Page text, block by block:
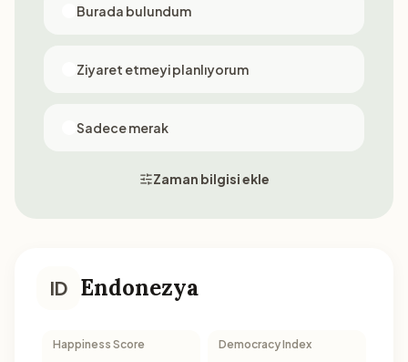
Burada bulundum
Ziyaret etmeyi planlıyorum
Sadece merak
Zaman bilgisi ekle
ID Endonezya
Happiness Score Democracy Index